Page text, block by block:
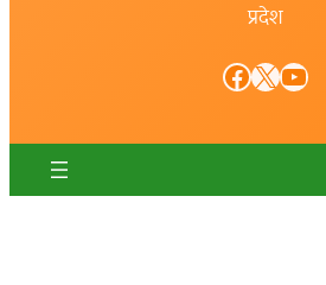
प्रदेश
Facebook X YouTube